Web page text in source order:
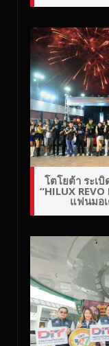
โตโยต้า ระเ
“HILUX
แฟนมอ